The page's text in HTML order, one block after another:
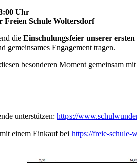
Uhr
Freien Schule Woltersdorf
die Einschulungsfeier unserer ersten
gemeinsames Engagement tragen.
besonderen Moment gemeinsam
unterstützen: https://
einem Einkauf bei https://freie-schule-